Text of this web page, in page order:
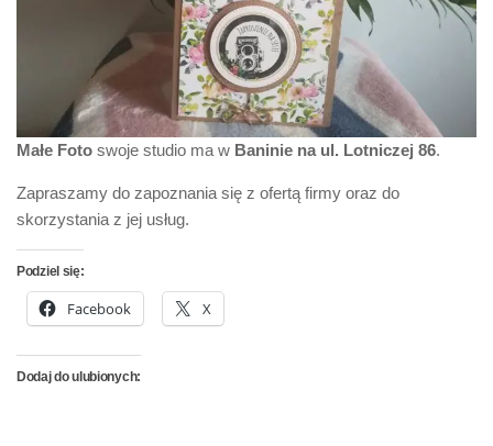
Małe Foto swoje studio ma w Baninie na ul. Lotniczej 86.
Zapraszamy do zapoznania się z ofertą firmy oraz do
skorzystania z jej usług.
Podziel się:
Facebook X
Dodaj do ulubionych: